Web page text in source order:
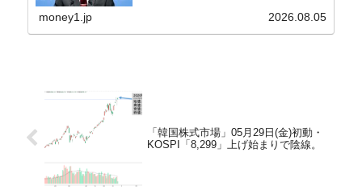
す。『国民の力』の朱晋佑（チュ・ジヌ）議員はそ
money1.jp 2026.08.05
「韓国株式市場」05月29日(金)初動・
KOSPI「8,299」上げ始まりで陰線。